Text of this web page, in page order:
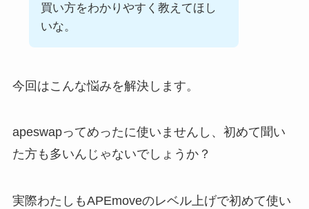
買い方をわかりやすく教えてほし
いな。
今回はこんな悩みを解決します。
apeswapってめったに使いませんし、初めて聞い
た方も多いんじゃないでしょうか？
実際わたしもAPEmoveのレベル上げで初めて使い